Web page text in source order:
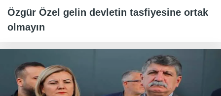
Özgür Özel gelin devletin tasfiyesine ortak
olmayın